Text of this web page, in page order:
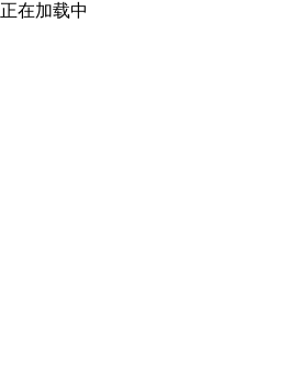
正在加载中